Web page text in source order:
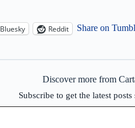
Bluesky Reddit Share on
Discover more from
Subscribe to get the latest